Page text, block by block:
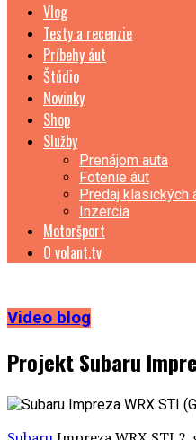
Vlog
Testy a recenzie
Príbehy áut
Štúdio
Novinky
Shop
Služby
Prenájom auta
Fotenie áut
Predaj klasických
Inzercia
Motoršport
O volant.tv
Video blog
Projekt Subaru